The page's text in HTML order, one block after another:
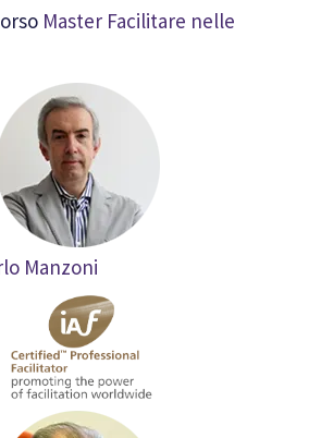
Master Facilitare nelle
Manzoni